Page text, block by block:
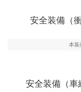
ーキアシ
車線逸脱防
車線のはみ
安全装備（
本装
安全装備（車